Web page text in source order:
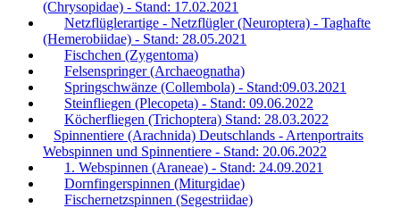
(Chrysopidae) - Stand: 17.02.2021
Netzflüglerartige - Netzflügler (Neuroptera) - Taghafte
(Hemerobiidae) - Stand: 28.05.2021
Fischchen (Zygentoma)
Felsenspringer (Archaeognatha)
Springschwänze (Collembola) - Stand:09.03.2021
Steinfliegen (Plecopeta) - Stand: 09.06.2022
Köcherfliegen (Trichoptera) Stand: 28.03.2022
Spinnentiere (Arachnida) Deutschlands - Artenportraits
Webspinnen und Spinnentiere - Stand: 20.06.2022
1. Webspinnen (Araneae) - Stand: 24.09.2021
Dornfingerspinnen (Miturgidae)
Fischernetzspinnen (Segestriidae)